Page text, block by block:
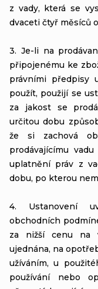
z vady, která se
dvaceti čtyř měsíců
3. Je-li na
připojenému ke
právními předpisy
použít, použijí se
za jakost se
určitou dobu
že si zachová
prodávajícímu
uplatnění práv z
dobu, po kterou
4. Ustanovení
obchodních
za nižší cenu na
ujednána, na
užíváním, u
používání nebo